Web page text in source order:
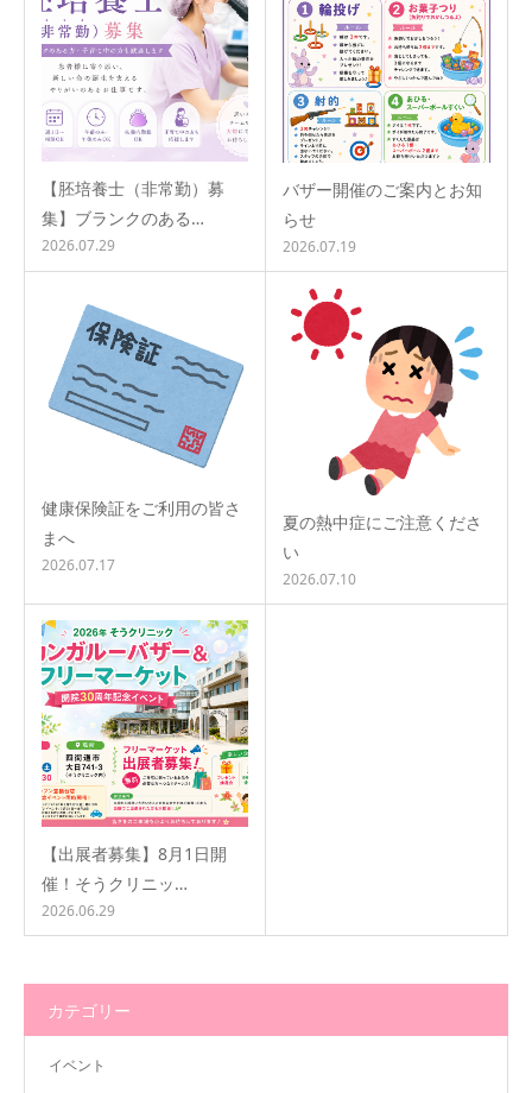
【胚培養士（非常勤）募
集】ブランクのある…
2026.07.29
バザー開催のご案内とお知
らせ
2026.07.19
健康保険証をご利用の皆さ
まへ
2026.07.17
夏の熱中症にご注意くださ
い
2026.07.10
【出展者募集】8月1日開
催！そうクリニッ…
2026.06.29
カテゴリー
イベント